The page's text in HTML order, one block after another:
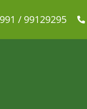
/ 99129295